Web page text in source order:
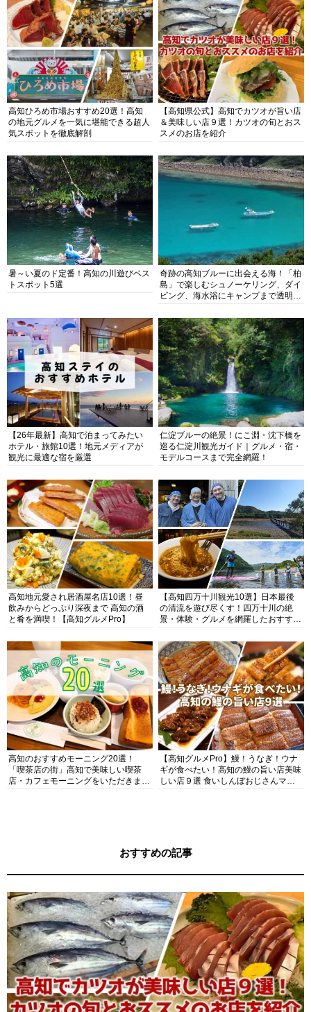
高知ひろめ市場おすすめ20選！高知
の地元グルメを一気に堪能できる超人
気スポットを徹底解剖
【高知県公式】高知でカツオが旨い店
＆美味しい店９選！カツオの旬とおス
スメのお店を紹介
暑～い夏のド定番！高知の川遊びベス
トスポット5選
奇跡の高知ブルーに出会える海！「柏
島」で楽しむシュノーケリング、ダイ
ビング、海水浴にキャンプまで透明度
【26年最新】高知で泊まってみたい
ホテル・旅館10選！地元メディアが
観光に最適な宿を厳選
仁淀ブルーの絶景！にこ淵・沈下橋を
巡る仁淀川観光ガイド｜グルメ・宿・
モデルコースまで完全網羅！
高知地元愛され居酒屋名店10選！昼
飲みからどっぷり深夜まで 高知の酒
と肴を満喫！【高知グルメPro】
【高知四万十川観光10選】日本最後
の清流を遊び尽くす！四万十川の絶
景・体験・グルメを網羅したおすすめ
高知のおすすめモーニング20選！
「喫茶店の街」高知で美味しい喫茶
店・カフェモーニングをいただきま
【高知グルメPro】鰻！うなぎ！ウナ
ギが食べたい！高知の鰻の旨い店美味
しい店９選 食いしんぼおじさんマッ
おすすめの記事